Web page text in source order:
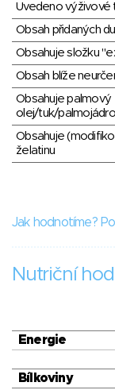
Uvedeno výživové
Obsah přidaných
Obsahuje složku
Obsah blíže
Obsahuje palmový
olej/tuk/
Obsahuje
želatinu
Jak hodnotíme?
Nutriční
Energie
Bílkoviny